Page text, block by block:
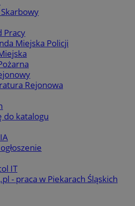
Pracy
Miejska Policji
Rejonowa
do katalogu
IT
- praca w Piekarach Śląskich